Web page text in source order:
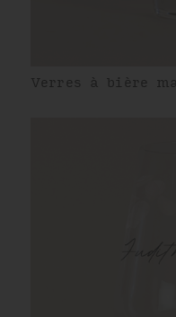
Verres à bière